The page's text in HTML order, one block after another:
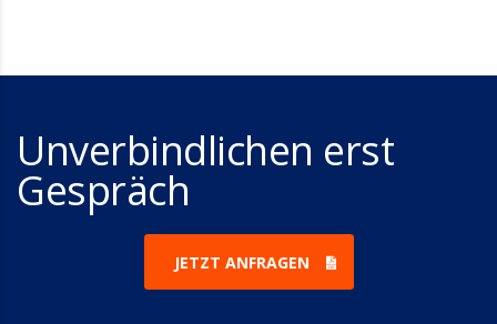
Unverbindlichen erst
Gespräch
JETZT ANFRAGEN